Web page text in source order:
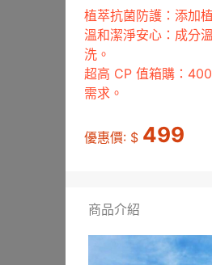
植萃抗菌防護：添加
溫和潔淨安心：成分
洗。
超高 CP 值箱購：
需求。
優惠價: $ 499
商品介紹